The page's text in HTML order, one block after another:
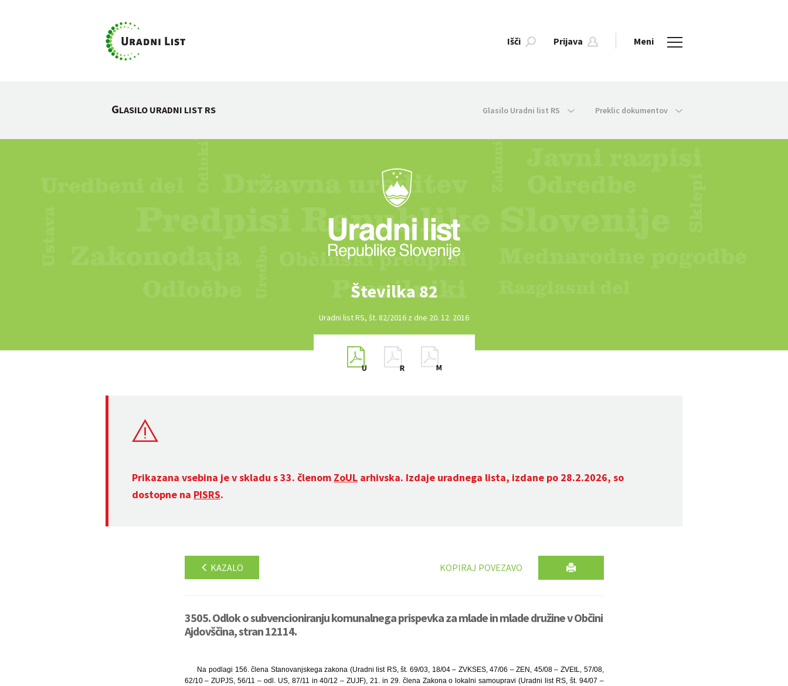
Išči Prijava Meni
GLASILO URADNI LIST RS Glasilo Uradni list RS Preklic dokumentov
Številka 82
Uradni list RS, št. 82/2016 z dne 20. 12. 2016
Prikazana vsebina je v skladu s 33. členom ZoUL arhivska. Izdaje uradnega lista, izdane po 28.2.2026, so
dostopne na PISRS.
KAZALO KOPIRAJ POVEZAVO
3505. Odlok o subvencioniranju komunalnega prispevka za mlade in mlade družine v Občini
Ajdovščina, stran 12114.
Na podlagi 156. člena Stanovanjskega zakona (Uradni list RS, št. 69/03, 18/04 – ZVKSES, 47/06 – ZEN, 45/08 – ZVEtL, 57/08,
62/10 – ZUPJS, 56/11 – odl. US, 87/11 in 40/12 – ZUJF), 21. in 29. člena Zakona o lokalni samoupravi (Uradni list RS, št. 94/07 –